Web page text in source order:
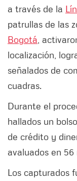
a través de la
patrullas de las
Bogotá ,
localización,
señalados de
cuadras.
Durante el
hallados un
de crédito y
avaluados en 56
Los capturados